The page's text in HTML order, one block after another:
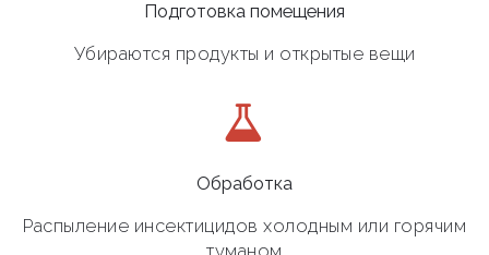
Подготовка помещения
Убираются продукты и открытые вещи
Обработка
Распыление инсектицидов холодным или горячим